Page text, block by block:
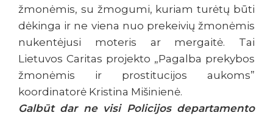
žmonėmis, su žmogumi, kuriam turėtų būti
dėkinga ir ne viena nuo prekeivių žmonėmis
nukentėjusi moteris ar mergaitė. Tai
Lietuvos Caritas projekto „Pagalba prekybos
žmonėmis ir prostitucijos aukoms”
koordinatorė Kristina Mišinienė.
Galbūt dar ne visi Policijos departamento